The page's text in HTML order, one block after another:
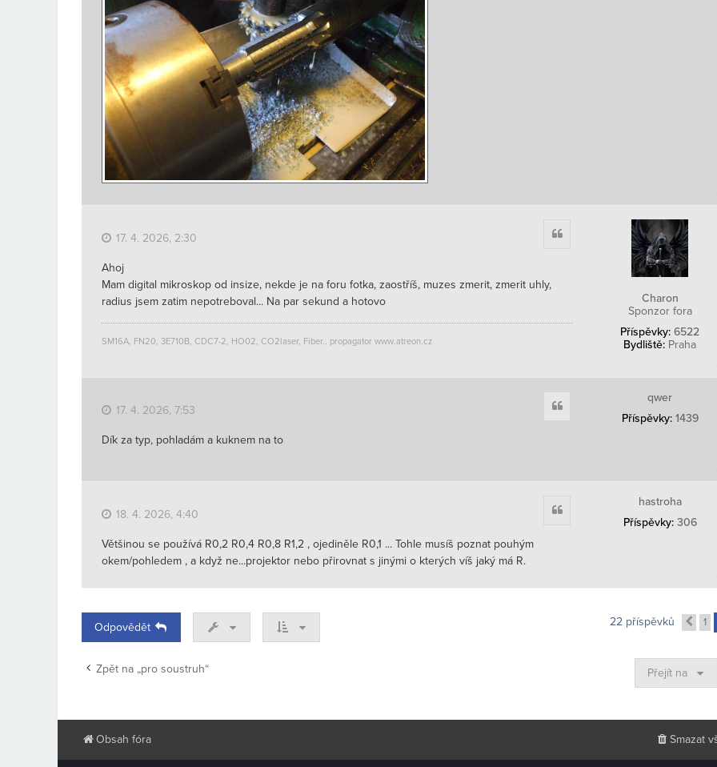
Charon
Sponzor fora
Příspěvky: 6522
Bydliště: Praha
17. 4. 2026, 2:30
Ahoj
Mam digital mikroskop od insize, nekde je na foru fotka, zaostříš, muzes zmerit, zmerit uhly,
radius jsem zatim nepotreboval... Na par sekund a hotovo
SM16A, FN20, 3E710B, CDC7-2, HO02, CO2laser, Fiber.. propagator www.atreon.cz
qwer
Příspěvky: 1439
17. 4. 2026, 7:53
Dík za typ, pohladám a kuknem na to
hastroha
Příspěvky: 306
18. 4. 2026, 4:40
Většinou se používá R0,2 R0,4 R0,8 R1,2 , ojediněle R0,1 ... Tohle musíš poznat pouhým
okem/pohledem , a když ne...projektor nebo přirovnat s jinými o kterých víš jaký má R.
Odpovědět 22 příspěvků 1
Zpět na „pro soustruh“ Přejít na
Obsah fóra Smazat